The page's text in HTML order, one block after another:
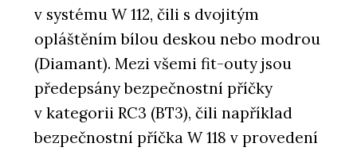
v systému W 112, čili s dvojitým
opláštěním bílou deskou nebo modrou
(Diamant). Mezi všemi fit-outy jsou
předepsány bezpečnostní příčky
v kategorii RC3 (BT3), čili například
bezpečnostní příčka W 118 v provedení